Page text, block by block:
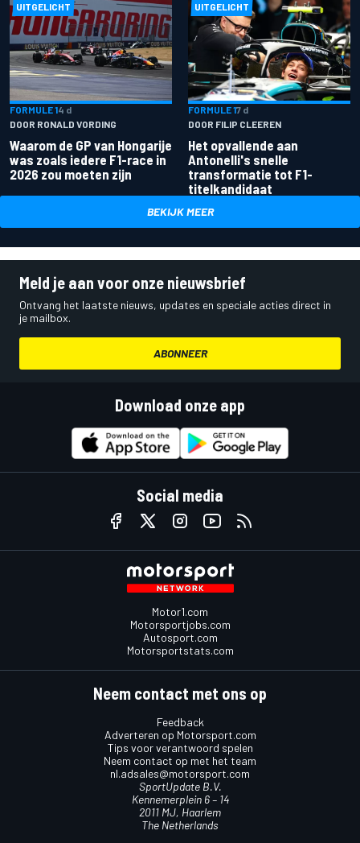
UITGELICHT
FORMULE 14 d
DOOR RONALD VORDING
Waarom de GP van Hongarije
was zoals iedere F1-race in
2026 zou moeten zijn
UITGELICHT
FORMULE 17 d
DOOR FILIP CLEEREN
Het opvallende aan
Antonelli's snelle
transformatie tot F1-
titelkandidaat
BEKIJK MEER
Meld je aan voor onze nieuwsbrief
Ontvang het laatste nieuws, updates en speciale acties direct in
je mailbox.
ABONNEER
Download onze app
Social media
Motor1.com
Motorsportjobs.com
Autosport.com
Motorsportstats.com
Neem contact met ons op
Feedback
Adverteren op Motorsport.com
Tips voor verantwoord spelen
Neem contact op met het team
nl.adsales@motorsport.com
SportUpdate B.V.
Kennemerplein 6 – 14
2011 MJ, Haarlem
The Netherlands